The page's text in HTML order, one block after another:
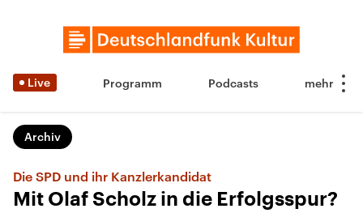
Live Programm Podcasts
Archiv
Die SPD und ihr Kanzlerkandidat
Mit Olaf Scholz in die Erfolgsspur?